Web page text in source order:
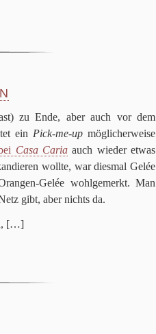
zu Ende, aber auch vor dem
ein Pick-me-up mög­li­cher­weise
Casa Cariaauch wie­der etwas
wollte, war dies­mal Gelée
Gelée wohl­ge­merkt. Man
gibt, aber nichts da.
[…]